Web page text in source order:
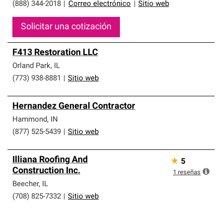
(888) 344-2018 Correo electrónico Sitio web
Solicitar una cotización
F413 Restoration LLC
Orland Park, IL
(773) 938-8881
Sitio web
Hernandez General Contractor
Hammond, IN
(877) 525-5439
Sitio web
Illiana Roofing And
Construction Inc.
Beecher, IL
(708) 825-7332
Sitio web
★ 5
1 reseñas